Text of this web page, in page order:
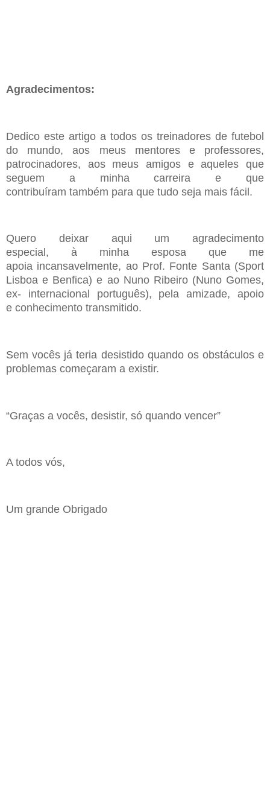
Agradecimentos:
Dedico este artigo a todos os treinadores de futebol
do mundo, aos meus
mentores e professores,
patrocinadores, aos meus amigos e aqueles que
seguem
a minha carreira e que
contribuíram também para que tudo seja mais fácil.
Quero deixar aqui um agradecimento
especial, à minha esposa que me
apoia incansavelmente, ao Prof. Fonte Santa (Sport
Lisboa e Benfica) e ao Nuno Ribeiro (Nuno Gomes,
ex- internacional português), pela amizade, apoio
e conhecimento transmitido.
Sem vocês já teria desistido quando os obstáculose
problemas começaram a existir.
“Graças a vocês, desistir, só quando vencer”
A todos vós,
Um grande Obrigado